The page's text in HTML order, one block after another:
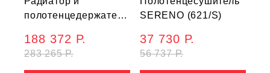
полотенцедержатель
283 265 Р.
188 372 Р.
SERENO (621/S)
56 737 Р.
37 730 Р.